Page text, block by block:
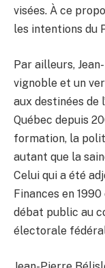
visées. À ce
les intentions du
Par ailleurs,
vignoble et un
aux destinées de
Québec depuis
formation, la
autant que la
Celui qui a été
Finances en
débat public au
électorale